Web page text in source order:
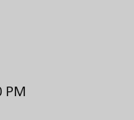
PM